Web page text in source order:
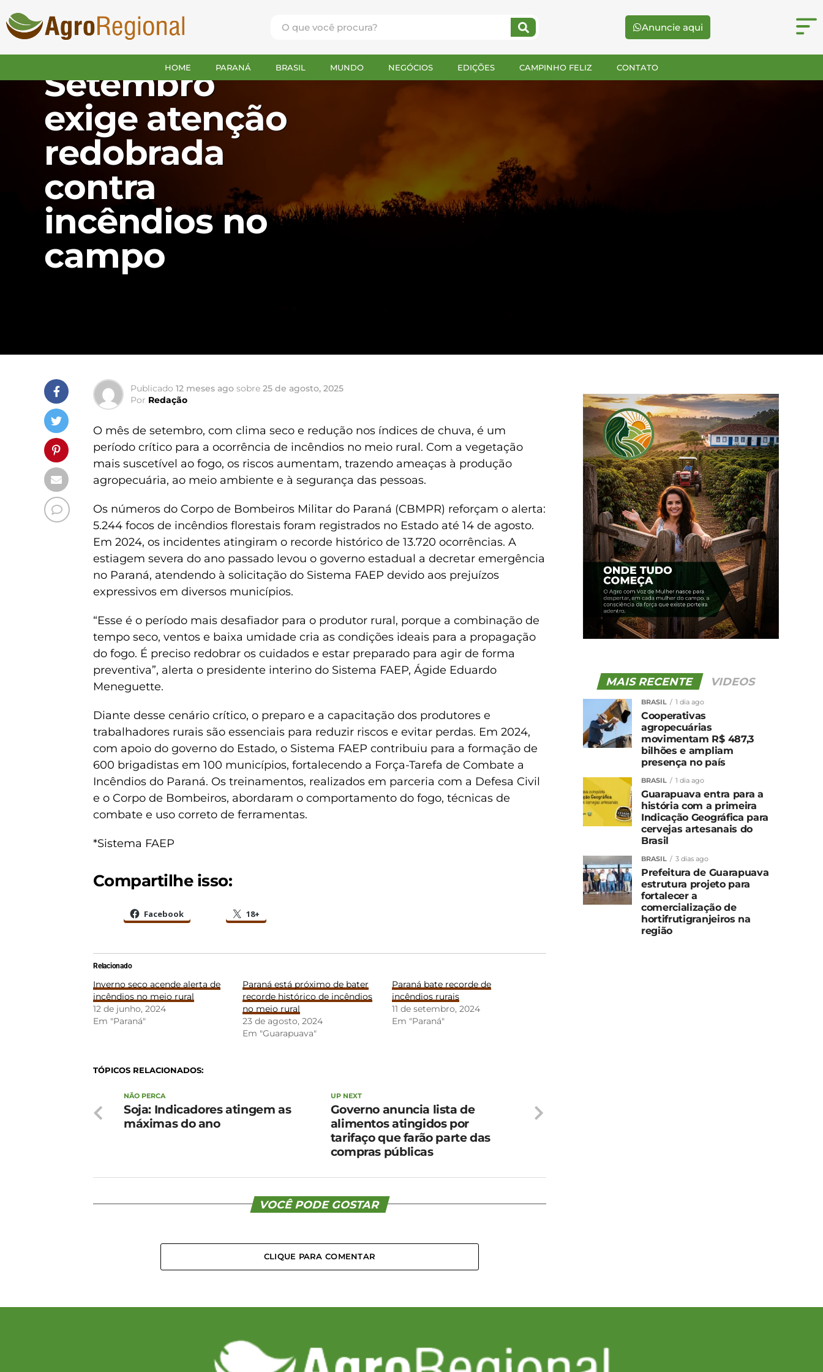
Anuncie aqui
HOME PARANÁ BRASIL MUNDO NEGÓCIOS EDIÇÕES CAMPINHO FELIZ CONTATO
BRASIL
Setembro
exige atenção
redobrada
contra
incêndios no
campo
Publicado 12 meses ago sobre 25 de agosto, 2025
Por Redação
O mês de setembro, com clima seco e redução nos índices de chuva, é um
período crítico para a ocorrência de incêndios no meio rural. Com a vegetação
mais suscetível ao fogo, os riscos aumentam, trazendo ameaças à produção
agropecuária, ao meio ambiente e à segurança das pessoas.
Os números do Corpo de Bombeiros Militar do Paraná (CBMPR) reforçam o alerta:
5.244 focos de incêndios florestais foram registrados no Estado até 14 de agosto.
Em 2024, os incidentes atingiram o recorde histórico de 13.720 ocorrências. A
estiagem severa do ano passado levou o governo estadual a decretar emergência
no Paraná, atendendo à solicitação do Sistema FAEP devido aos prejuízos
expressivos em diversos municípios.
“Esse é o período mais desafiador para o produtor rural, porque a combinação de
tempo seco, ventos e baixa umidade cria as condições ideais para a propagação
do fogo. É preciso redobrar os cuidados e estar preparado para agir de forma
preventiva”, alerta o presidente interino do Sistema FAEP, Ágide Eduardo
Meneguette.
Diante desse cenário crítico, o preparo e a capacitação dos produtores e
trabalhadores rurais são essenciais para reduzir riscos e evitar perdas. Em 2024,
com apoio do governo do Estado, o Sistema FAEP contribuiu para a formação de
600 brigadistas em 100 municípios, fortalecendo a Força-Tarefa de Combate a
Incêndios do Paraná. Os treinamentos, realizados em parceria com a Defesa Civil
e o Corpo de Bombeiros, abordaram o comportamento do fogo, técnicas de
combate e uso correto de ferramentas.
*Sistema FAEP
Compartilhe isso:
Facebook 18+
Relacionado
Inverno seco acende alerta de
incêndios no meio rural
12 de junho, 2024
Em "Paraná"
Paraná está próximo de bater
recorde histórico de incêndios
no meio rural
23 de agosto, 2024
Em "Guarapuava"
Paraná bate recorde de
incêndios rurais
11 de setembro, 2024
Em "Paraná"
TÓPICOS RELACIONADOS:
UP NEXT
Governo anuncia lista de
alimentos atingidos por
tarifaço que farão parte das
compras públicas
NÃO PERCA
Soja: Indicadores atingem as
máximas do ano
VOCÊ PODE GOSTAR
CLIQUE PARA COMENTAR
MAIS RECENTE VIDEOS
BRASIL 1 dia ago
Cooperativas
agropecuárias
movimentam R$ 487,3
bilhões e ampliam
presença no país
BRASIL 1 dia ago
Guarapuava entra para a
história com a primeira
Indicação Geográfica para
cervejas artesanais do
Brasil
BRASIL 3 dias ago
Prefeitura de Guarapuava
estrutura projeto para
fortalecer a
comercialização de
hortifrutigranjeiros na
região